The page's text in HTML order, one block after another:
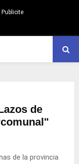
Publicite
de
de la provincia